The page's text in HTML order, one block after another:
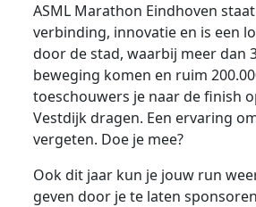
ASML Marathon Eindhoven
verbinding, innovatie en is een
door de stad, waarbij meer dan
beweging komen en ruim
toeschouwers je naar de finish
Vestdijk dragen. Een ervaring
vergeten. Doe je mee?
Ook dit jaar kun je jouw run
geven door je te laten